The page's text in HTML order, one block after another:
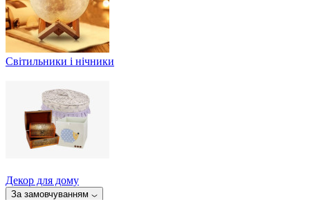
Світильники і нічники
Декор для дому
За замовчуванням